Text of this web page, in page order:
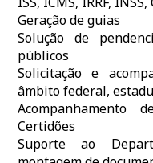
Geração de guias
Solução de
públicos
Solicitação e
âmbito federal,
Acompanhamento
Certidões
Suporte ao